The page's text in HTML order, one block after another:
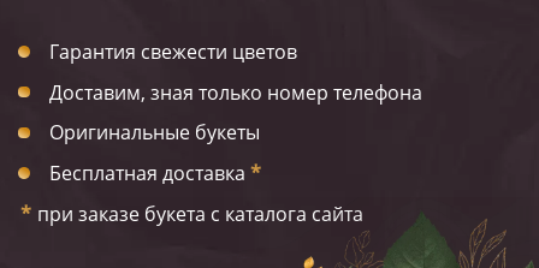
Гарантия свежести цветов
Доставим, зная только номер телефона
Оригинальные букеты
Бесплатная доставка *
* при заказе букета с каталога сайта